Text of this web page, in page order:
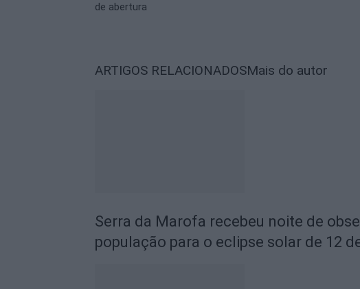
de abertura
ARTIGOS RELACIONADOSMais do autor
Serra da Marofa recebeu noite de
população para o eclipse solar de 12